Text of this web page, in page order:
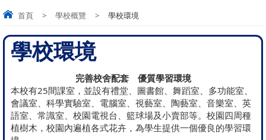
首頁 > 學校概覽 > 學校環境
學校環境
完善校舍配套 優質學習環境
本校有25間課室，並設有禮堂、圖書館、 舞蹈室、 多功能室、
會議室、 科學實驗室、電腦室、視藝室、 陶藝室、音樂室、 英
語室、常識室、校園電視台、籃球場及小賣部等。校園四周種
植樹木，校園內遍植各式花卉，為學生提供一個優良的學習環